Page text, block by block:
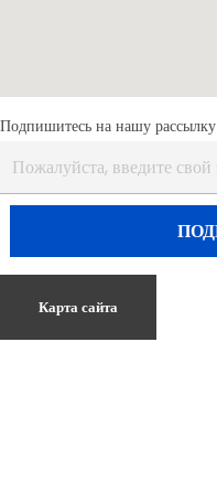
Подпишитесь на нашу рассылку
Карта сайта